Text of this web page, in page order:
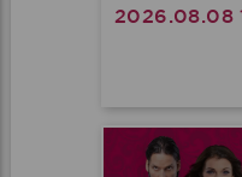
2026.08.08